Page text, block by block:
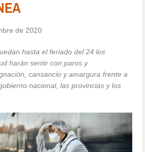
de 2020
hasta el feriado del 24 los
harán sentir con paros y
cansancio y amargura frente a
nacional, las provincias y los